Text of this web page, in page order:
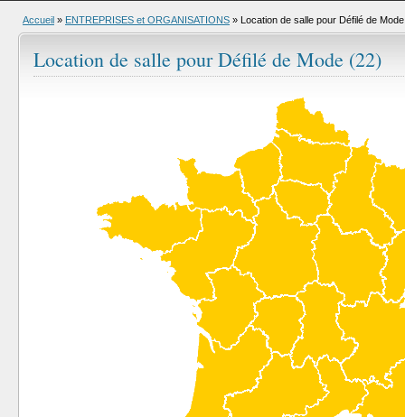
Accueil » ENTREPRISES et ORGANISATIONS » Location de salle pour Défilé de Mode
Location de salle pour Défilé de Mode (22)